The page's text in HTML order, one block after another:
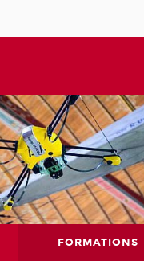
FORMATIONS